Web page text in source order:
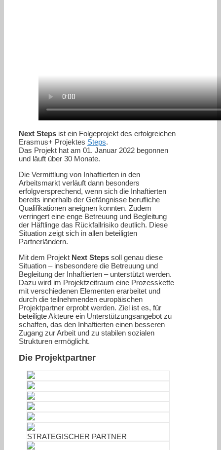
Next Steps ist ein Folgeprojekt des erfolgreichen
Erasmus+ Projektes Steps.
Das Projekt hat am 01. Januar 2022 begonnen
und läuft über 30 Monate.
Die Vermittlung von Inhaftierten in den
Arbeitsmarkt verläuft dann besonders
erfolgversprechend, wenn sich die Inhaftierten
bereits innerhalb der Gefängnisse berufliche
Qualifikationen aneignen konnten. Zudem
verringert eine enge Betreuung und Begleitung
der Häftlinge das Rückfallrisiko deutlich. Diese
Situation zeigt sich in allen beteiligten
Partnerländern.
Mit dem Projekt Next Steps soll genau diese
Situation – insbesondere die Betreuung und
Begleitung der Inhaftierten – unterstützt werden.
Dazu wird im Projektzeitraum eine Prozesskette
mit verschiedenen Elementen erarbeitet und
durch die teilnehmenden europäischen
Projektpartner erprobt werden. Ziel ist es, für
beteiligte Akteure ein Unterstützungsangebot zu
schaffen, das den Inhaftierten einen besseren
Zugang zur Arbeit und zu stabilen sozialen
Strukturen ermöglicht.
Die Projektpartner
STRATEGISCHER PARTNER